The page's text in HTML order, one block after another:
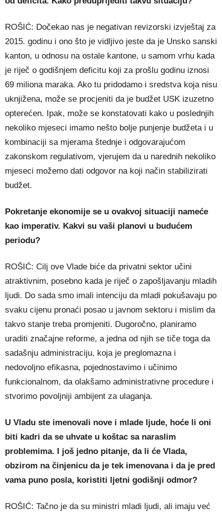
ROŠIĆ: Dočekao nas je negativan revizorski izvještaj za
2015. godinu i ono što je vidljivo jeste da je Unsko sanski
kanton, u odnosu na ostale kantone, u samom vrhu kada
je riječ o godišnjem deficitu koji za prošlu godinu iznosi
69 miliona maraka. Ako tu pridodamo i sredstva koja nisu
uknjižena, može se procjeniti da je budžet USK izuzetno
opterećen. Ipak, može se konstatovati kako u poslednjih
nekoliko mjeseci imamo nešto bolje punjenje budžeta i u
kombinaciji sa mjerama štednje i odgovarajućom
zakonskom regulativom, vjerujem da u narednih nekoliko
mjeseci možemo dati odgovor na koji način stabilizirati
budžet.
Pokretanje ekonomije se u ovakvoj situaciji nameće
kao imperativ. Kakvi su vaši planovi u budućem
periodu?
ROŠIĆ: Cilj ove Vlade biće da privatni sektor učini
atraktivnim, posebno kada je riječ o zapošljavanju mladih
ljudi. Do sada smo imali intenciju da mladi pokušavaju po
svaku cijenu pronaći posao u javnom sektoru i mislim da
takvo stanje treba promjeniti. Dugoročno, planiramo
uraditi značajne reforme, a jedna od njih se tiče toga da
sadašnju administraciju, koja je preglomazna i
nedovoljno efikasna, pojednostavimo i učinimo
funkcionalnom, da olakšamo administrativne procedure i
stvorimo povoljniji ambijent za ulaganja.
U Vladu ste imenovali nove i mlade ljude, hoće li oni
biti kadri da se uhvate u koštac sa naraslim
problemima. I još jedno pitanje, da li će Vlada,
obzirom na činjenicu da je tek imenovana i da je pred
vama puno posla, koristiti ljetni godišnji odmor?
ROŠIĆ: Tačno je da su ministri mladi ljudi, ali imaju već